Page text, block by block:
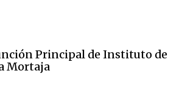
Principal de Instituto de
Mortaja